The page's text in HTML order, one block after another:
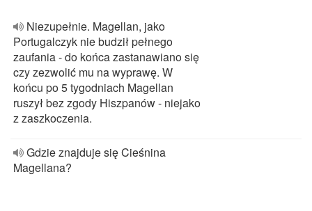
Niezupełnie. Magellan, jako
Portugalczyk nie budził pełnego
zaufania - do końca zastanawiano się
czy zezwolić mu na wyprawę. W
końcu po 5 tygodniach Magellan
ruszył bez zgody Hiszpanów - niejako
z zaszkoczenia.
Gdzie znajduje się Cieśnina
Magellana?